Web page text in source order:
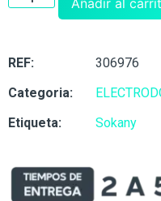
Añadir al
REF:
306976
Categoria:
Etiqueta:
Sokany